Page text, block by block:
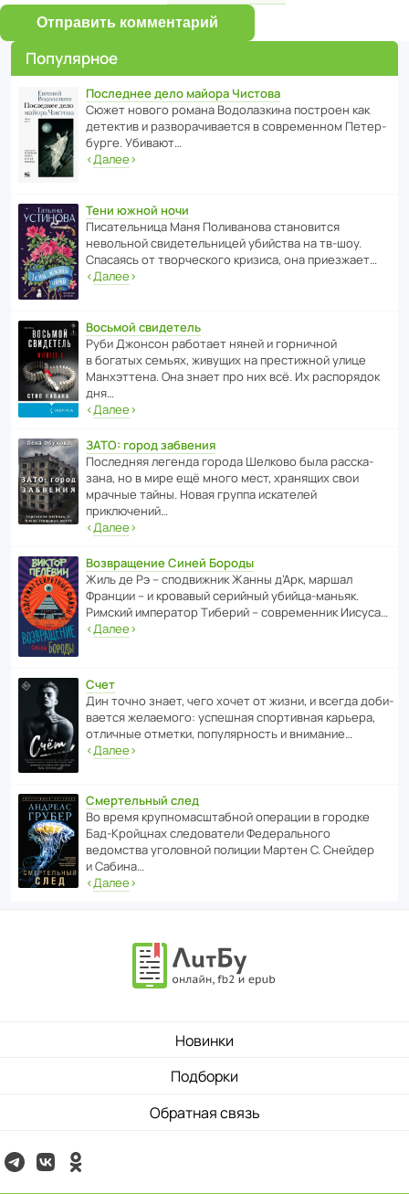
Отправить комментарий
Популярное
Последнее дело майора Чистова
Сюжет нового романа Водо­ла­з­кина пост­роен как
дете­ктив и разво­ра­чи­ва­ется в совре­менном Пете­р­
бурге. Убивают…
‹Далее›
Тени южной ночи
Писа­тель­ница Маня Поли­ва­нова стано­вится
невольной свиде­тель­ницей убийства на тв-шоу.
Спасаясь от твор­че­с­кого кризиса, она приезжает…
‹Далее›
Восьмой свидетель
Руби Джонсон рабо­тает няней и горни­чной
в богатых семьях, живущих на прес­ти­жной улице
Манх­эт­тена. Она знает про них всё. Их распо­рядок
дня…
‹Далее›
ЗАТО: город забвения
После­дняя легенда города Шелково была расска­
зана, но в мире ещё много мест, хранящих свои
мрачные тайны. Новая группа иска­телей
приключений…
‹Далее›
Возвращение Синей Бороды
Жиль де Рэ – спод­ви­жник Жанны д’Арк, маршал
Франции – и кровавый серийный убийца-маньяк.
Римский импе­ратор Тиберий – совре­менник Иисуса…
‹Далее›
Счет
Дин точно знает, чего хочет от жизни, и всегда доби­
ва­ется жела­е­мого: успе­шная спор­ти­вная карьера,
отли­чные отметки, попу­ля­р­ность и внимание…
‹Далее›
Смертельный след
Во время круп­но­мас­ш­та­бной операции в городке
Бад‑Крой­цнах следо­ва­тели Феде­раль­ного
ведомства уголо­вной полиции Мартен С. Снейдер
и Сабина…
‹Далее›
Новинки
Подборки
Обратная связь